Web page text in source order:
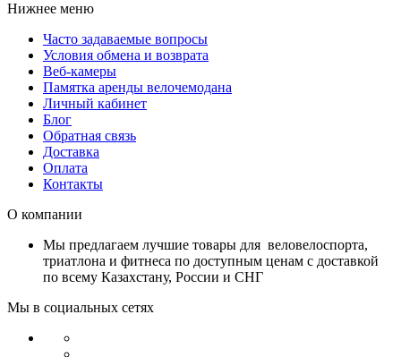
Нижнее меню
Часто задаваемые вопросы
Условия обмена и возврата
Веб-камеры
Памятка аренды велочемодана
Личный кабинет
Блог
Обратная связь
Доставка
Оплата
Контакты
О компании
Мы предлагаем лучшие товары для веловелоспорта,
триатлона и фитнеса по доступным ценам с доставкой
по всему Казахстану, России и СНГ
Мы в социальных сетях